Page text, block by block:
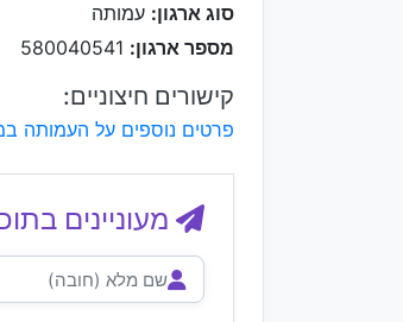
סוג ארגון: עמותה
מספר ארגון:
קישורים חיצוניים:
פרטים נוספים על העמותה
מעוניינים